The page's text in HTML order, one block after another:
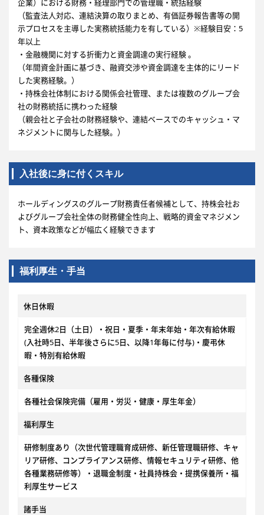
企業）における財務・経理部門での管理職・統括経験
（監査法人対応、連結決算の取りまとめ、有価証券報告書等の開
示プロセスを主導した実務統括能力を有している）※経験目安：5
年以上
・金融機関に対する折衝力と資金調達の実行経験 。
（年間資金計画に基づき、融資交渉や資金調達を主体的にリード
した実務経験。）
・持株会社体制における関係会社管理、または複数のグループ会
社の財務統括に携わった経験
（親会社と子会社の財務経験や、連結ベースでのキャッシュ・マ
ネジメントに関与した経験。）
入社後に身に付くスキル
ホールディングスのグループ財務責任者候補として、持株会社お
よびグループ会社全体の財務健全性向上、戦略的資金マネジメン
ト、資本政策などが幅広く経験できます
福利厚生・手当
休日休暇
完全週休2日（土日）・祝日・夏季・年末年始・年次有給休暇
(入社時5日、半年後さらに5日、以降1年毎に付与)・慶弔休
暇・特別有給休暇
各種保険
各種社会保険完備（雇用・労災・健康・厚生年金）
福利厚生
研修制度あり（次世代管理職育成研修、新任管理職研修、キャ
リア研修、コンプライアンス研修、情報セキュリティ研修、他
各種業務研修等）・退職金制度・社員持株会・提携保養所・福
利厚生サービス
諸手当